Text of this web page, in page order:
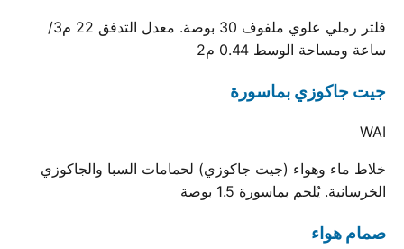
فلتر رملي علوي ملفوف 30 بوصة. معدل التدفق 22 م3/
ساعة ومساحة الوسط 0.44 م2
جيت جاكوزي بماسورة
WAI
خلاط ماء وهواء (جيت جاكوزي) لحمامات السبا والجاكوزي
الخرسانية. يُلحم بماسورة 1.5 بوصة
صمام هواء